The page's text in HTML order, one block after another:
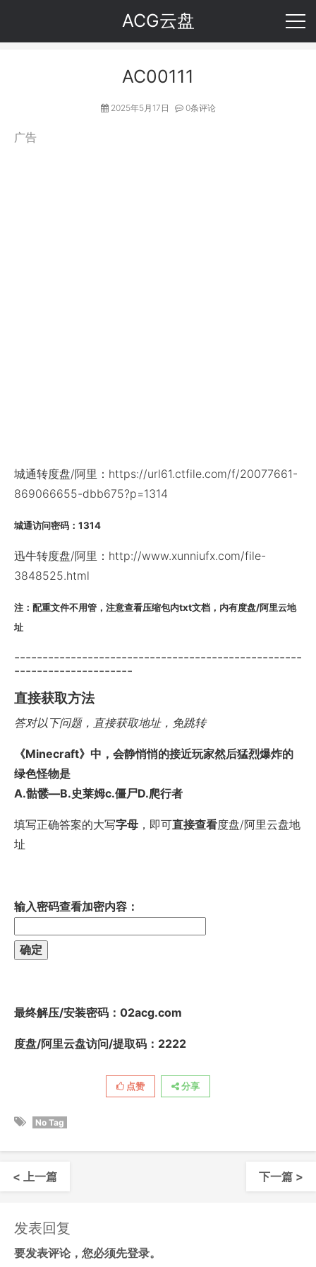
ACG云盘
AC00111
2025年5月17日 0条评论
广告
城通转度盘/阿里：https://url61.ctfile.com/f/20077661-
869066655-dbb675?p=1314
城通访问密码：1314
迅牛转度盘/阿里：http://www.xunniufx.com/file-
3848525.html
注：配重文件不用管，注意查看压缩包内txt文档，内有度盘/阿里云地
址
---------------------------------------------------
---------------------
直接获取方法
答对以下问题，直接获取地址，免跳转
《Minecraft》中，会静悄悄的接近玩家然后猛烈爆炸的
绿色怪物是
A.骷髅―B.史莱姆c.僵尸D.爬行者
填写正确答案的大写字母 ，即可直接查看度盘/阿里云盘地
址
输入密码查看加密内容：
最终解压/安装密码 ：02acg.com
度盘/阿里云盘访问/提取码：2222
点赞 分享
No Tag
< 上一篇 下一篇 >
发表回复
要发表评论，您必须先登录。